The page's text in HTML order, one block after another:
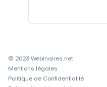
© 2023 Webinaires.net
Mentions légales
Politique de Confidentialité